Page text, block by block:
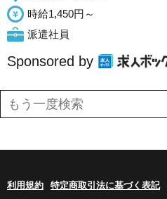
時給1,450円～
派遣社員
Sponsored by
利用規約 特定商取引法に基づく表記